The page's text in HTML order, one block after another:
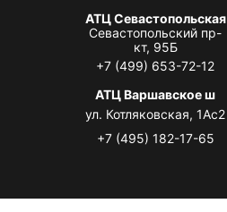
АТЦ Севастопольская
Севастопольский пр-
кт, 95Б
+7 (499) 653-72-12
АТЦ Варшавское ш
ул. Котляковская, 1Ас2
+7 (495) 182-17-65